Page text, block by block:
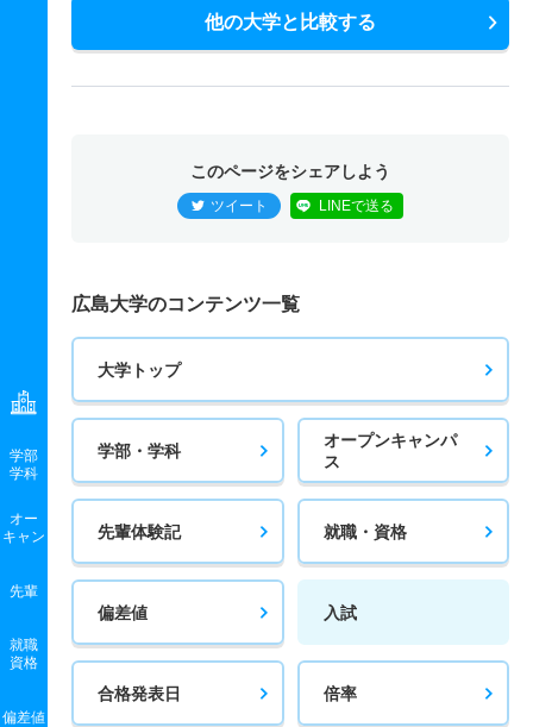
学部
学科
オー
キャン
先輩
就職
資格
偏差値
他の大学と比較する
このページをシェアしよう
ツイート LINEで送る
広島大学のコンテンツ一覧
大学トップ
学部・学科
オープンキャンパ
ス
先輩体験記 就職・資格
偏差値 入試
合格発表日 倍率